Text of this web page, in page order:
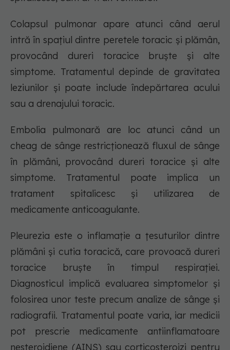
Colapsul pulmonar apare atunci când aerul
intră în spațiul dintre peretele toracic și plămân,
provocând dureri toracice bruște și alte
simptome. Tratamentul depinde de gravitatea
leziunilor și poate include îndepărtarea acului
sau a drenajului toracic.
Embolia pulmonară are loc atunci când un
cheag de sânge restricționează fluxul de sânge
în plămâni, provocând dureri toracice și alte
simptome. Tratamentul poate implica un
tratament spitalicesc și utilizarea de
medicamente anticoagulante.
Pleurezia este o inflamație a țesuturilor dintre
plămâni și cutia toracică, care provoacă dureri
toracice bruște în timpul respirației.
Diagnosticul implică evaluarea simptomelor și
folosirea unor teste precum analize de sânge și
radiografii. Tratamentul poate varia, iar medicii
pot prescrie medicamente antiinflamatoare
nesteroidiene (AINS) sau corticosteroizi pentru